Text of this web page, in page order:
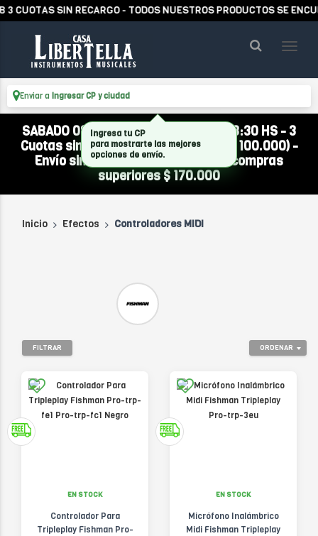
SIN RECARGO - TODOS NUESTROS PRODUCTOS SE
Enviar a Ingresar CP y ciudad
SABADO 08/08 ABIERTO DE 10:00 A 13:30 HS - 3
Cuotas sin interés (compra mínima $ 100.000) -
Envío sin cargo a todo el país por compras
superiores $ 170.000
Inicio Efectos Controladores MIDI
ORDENAR
FILTRAR
EN STOCK
Controlador Para
Tripleplay Fishman Pro-
EN STOCK
Micrófono Inalámbrico
Midi Fishman Tripleplay
Ingresa tu CP
para mostrarte las mejores
opciones de envío.